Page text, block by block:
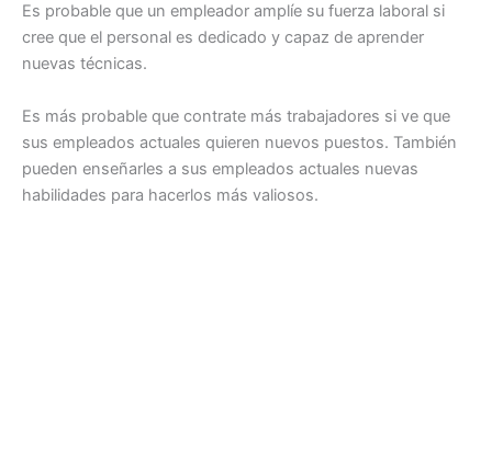
Es probable que un empleador amplíe su fuerza laboral si
cree que el personal es dedicado y capaz de aprender
nuevas técnicas.
Es más probable que contrate más trabajadores si ve que
sus empleados actuales quieren nuevos puestos. También
pueden enseñarles a sus empleados actuales nuevas
habilidades para hacerlos más valiosos.